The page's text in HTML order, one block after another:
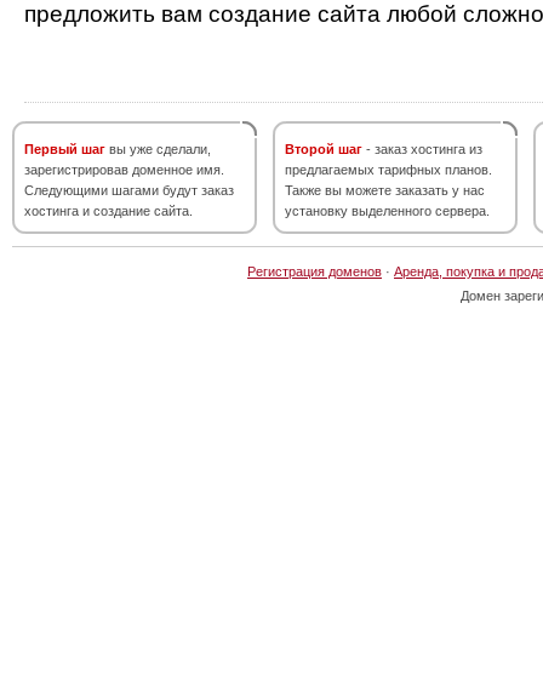
предложить вам создание сайта любой
Первый шаг вы уже сделали,
зарегистрировав доменное имя.
Следующими шагами будут заказ
хостинга и создание сайта.
Второй шаг - заказ хостинга из
предлагаемых тарифных планов.
Также вы можете заказать у нас
установку выделенного сервера.
Регистрация доменов · Аренда, покупка и
Домен